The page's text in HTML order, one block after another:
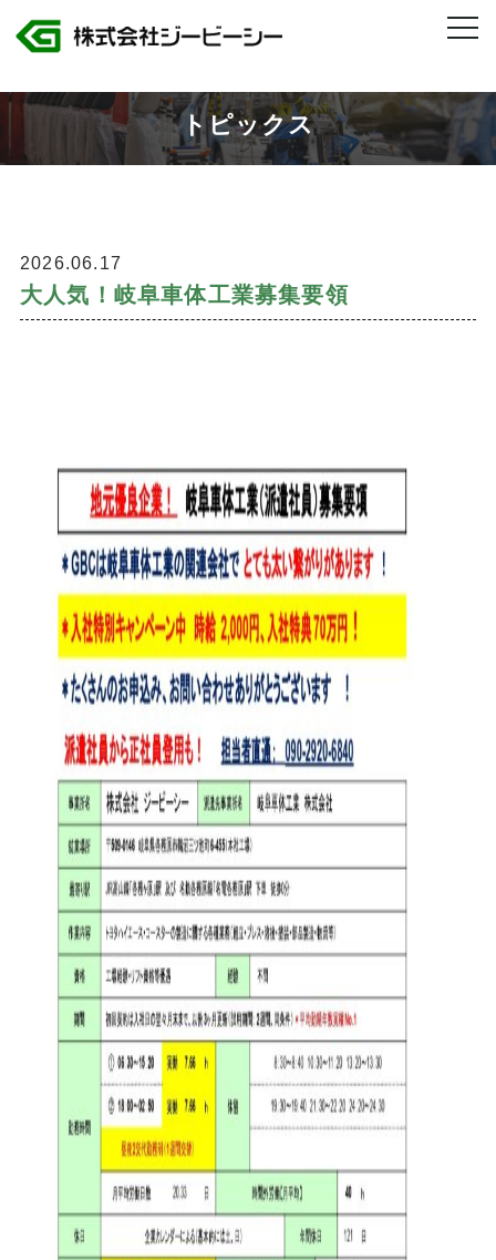
株式会社ジービーシー 岐阜県・愛知県のトヨタグループ製造人材派遣
>大人気！岐阜車体工業募集要領
トピックス
2026.06.17
大人気！岐阜車体工業募集要領